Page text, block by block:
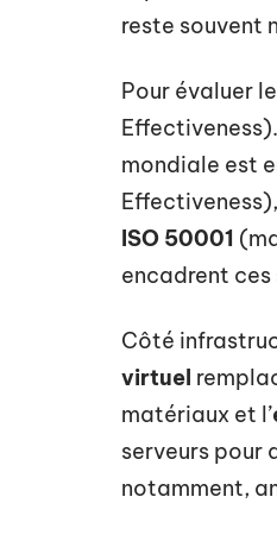
reste souvent
Pour évaluer
mondiale est
ISO 50001
encadrent
Côté
virtuel
matériaux et l’
serveurs pour
notamment,